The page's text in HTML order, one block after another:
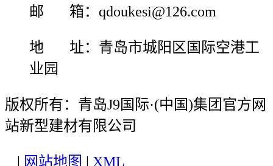
邮 箱：qdoukesi@126.com
地 址：青岛市城阳区国际空港工
业园
版权所有：青岛J9国际·(中国)集团官方网
站新型建材有限公司
网站地图 XML